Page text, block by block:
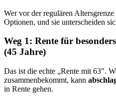
Wer vor der regulären
Optionen, und sie unterscheiden
Weg 1: Rente für
(45 Jahre)
Das ist die echte „Rente mit 63".
zusammenbekommt, kann
in Rente gehen.